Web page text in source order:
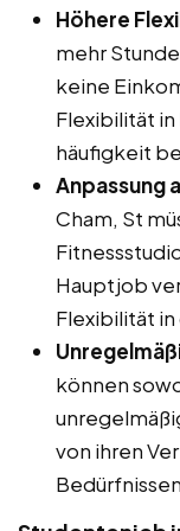
Höhere
mehr
keine
Flexibilität in
häufigkeit
Anpassung
Cham, St
Hauptjob
Flexibilität
können
von ihren